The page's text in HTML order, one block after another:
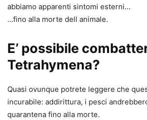
abbiamo apparenti sintomi esterni…
…fino alla morte dell animale.
E’ possibile
Tetrahymena?
Quasi ovunque potrete leggere che
incurabile: addirittura, i pesci
quarantena fino alla morte.